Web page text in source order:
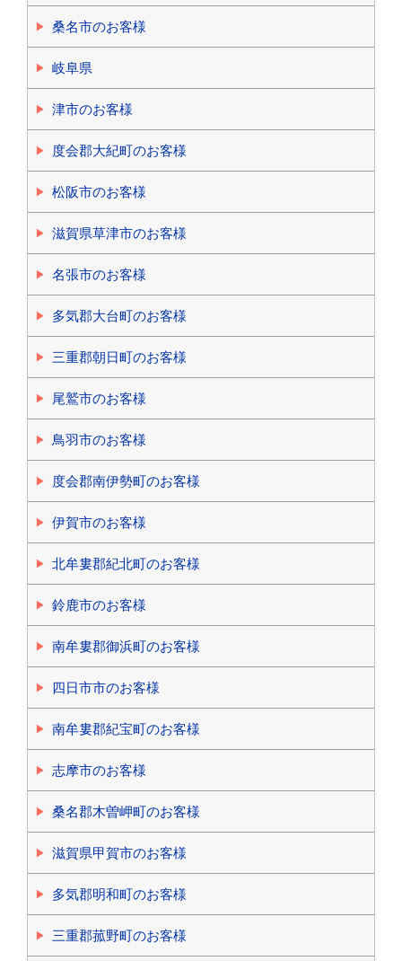
桑名市のお客様
岐阜県
津市のお客様
度会郡大紀町のお客様
松阪市のお客様
滋賀県草津市のお客様
名張市のお客様
多気郡大台町のお客様
三重郡朝日町のお客様
尾鷲市のお客様
鳥羽市のお客様
度会郡南伊勢町のお客様
伊賀市のお客様
北牟婁郡紀北町のお客様
鈴鹿市のお客様
南牟婁郡御浜町のお客様
四日市市のお客様
南牟婁郡紀宝町のお客様
志摩市のお客様
桑名郡木曽岬町のお客様
滋賀県甲賀市のお客様
多気郡明和町のお客様
三重郡菰野町のお客様